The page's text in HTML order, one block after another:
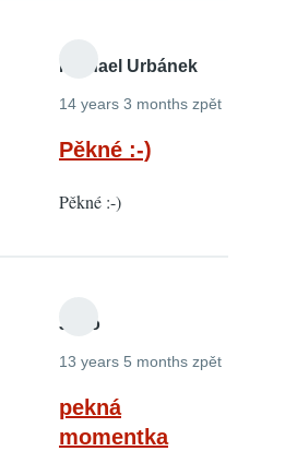
Michael Urbánek
14 years 3 months zpět
Pěkné :-)
Pěkné :-)
Jano
13 years 5 months zpět
pekná
momentka